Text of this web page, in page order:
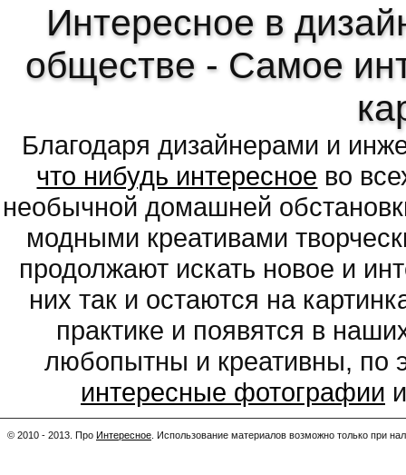
Интересное в
обществе - Самое
Благодаря дизайнерами и
что нибудь интересное во
необычной домашней
модными креативами
продолжают искать новое и
них так и остаются на
практике и появятся в
любопытны и креативны, по
интересные фотографии
© 2010 - 2013. Про Интересное Использование материалов возможно только при